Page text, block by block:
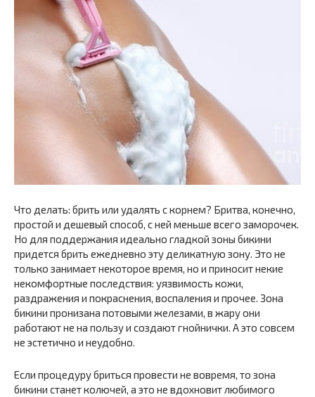
Что делать: брить или удалять с корнем? Бритва, конечно,
простой и дешевый способ, с ней меньше всего заморочек.
Но для поддержания идеально гладкой зоны бикини
придется брить ежедневно эту деликатную зону. Это не
только занимает некоторое время, но и приносит некие
некомфортные последствия: уязвимость кожи,
раздражения и покраснения, воспаления и прочее. Зона
бикини пронизана потовыми железами, в жару они
работают не на пользу и создают гнойнички. А это совсем
не эстетично и неудобно.
Если процедуру бриться провести не вовремя, то зона
бикини станет колючей, а это не вдохновит любимого